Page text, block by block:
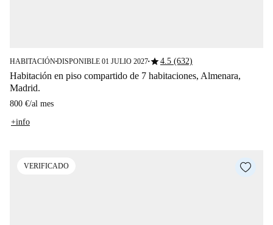
HABITACIÓN■DISPONIBLE 01 JULIO 2027■star4.5 (632)
Habitación en piso compartido de 7 habitaciones, Almenara,
Madrid.
800 €/al mes
+info
VERIFICADO